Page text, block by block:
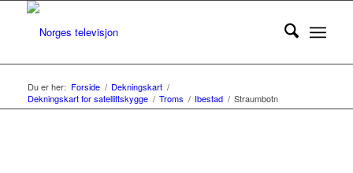
Du er her: Forside / Dekningskart /
Dekningskart for satellittskygge / Troms / Ibestad / Straumbotn